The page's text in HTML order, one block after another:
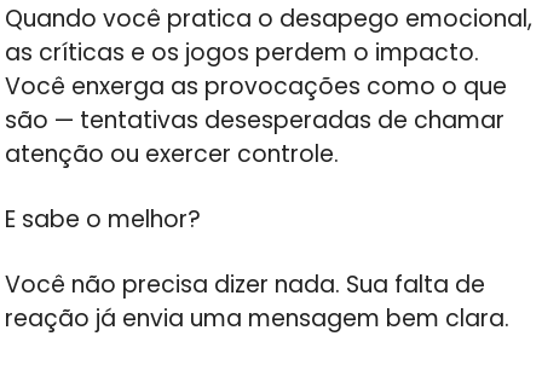
Quando você pratica o desapego emocional,
as críticas e os jogos perdem o impacto.
Você enxerga as provocações como o que
são — tentativas desesperadas de chamar
atenção ou exercer controle.
E sabe o melhor?
Você não precisa dizer nada. Sua falta de
reação já envia uma mensagem bem clara.